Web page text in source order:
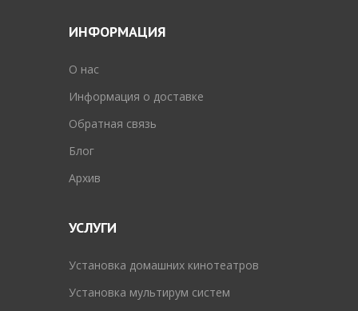
ИНФОРМАЦИЯ
O нас
Информация о доставке
Обратная связь
Блог
Архив
УСЛУГИ
Установка домашних кинотеатров
Установка мультирум систем